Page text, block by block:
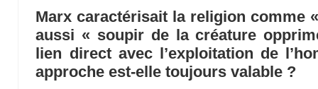
Marx caractérisait la religion comme
aussi « soupir de la créature
lien direct avec l’exploitation de
approche est-elle toujours valable ?